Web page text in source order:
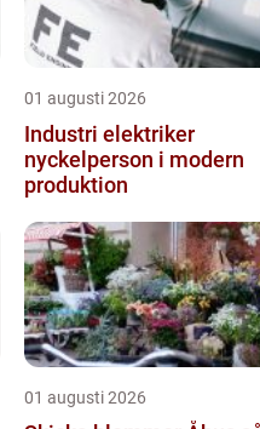
01 augusti 2026
Industri elektriker
nyckelperson i modern
produktion
01 augusti 2026